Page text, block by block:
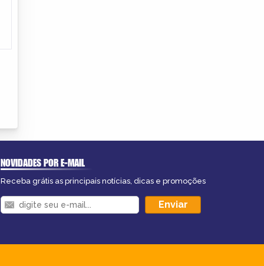
NOVIDADES POR E-MAIL
Receba grátis as principais notícias, dicas e promoções